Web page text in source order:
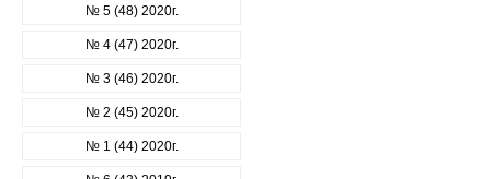
№ 5 (48) 2020г.
№ 4 (47) 2020г.
№ 3 (46) 2020г.
№ 2 (45) 2020г.
№ 1 (44) 2020г.